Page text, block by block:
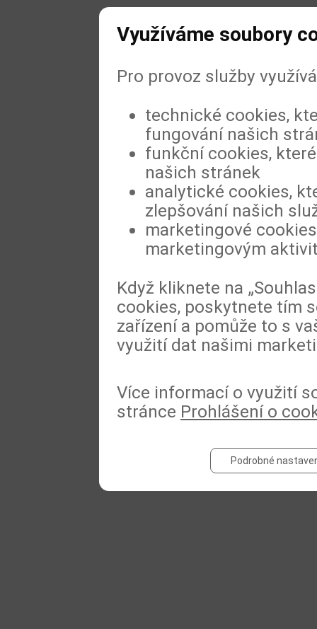
Využíváme soubory
Pro provoz služby
technické cookies,
fungování našich
funkční cookies,
našich stránek
analytické cookies,
zlepšování našich
marketingové
marketingovým
Když kliknete na
cookies, poskytnete tím
zařízení a pomůže to s
využití dat našimi
Více informací o využití
stránce Prohlášení o
Podrobné